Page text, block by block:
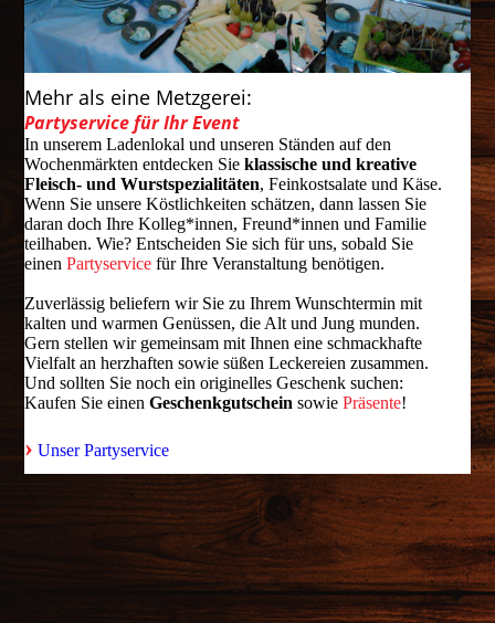
Mehr als eine Metzgerei:
Partyservice für Ihr Event
In unserem Ladenlokal und unseren Ständen auf den
Wochenmärkten entdecken Sieklassische und kreative
Fleisch- und Wurstspezialitäten, Feinkostsalate und Käse.
Wenn Sie unsere Köstlichkeiten schätzen, dann lassen Sie
daran doch Ihre Kolleg*innen, Freund*innen und Familie
teilhaben. Wie? Entscheiden Sie sich für uns, sobald Sie
einenPartyservicefür Ihre Veranstaltung benötigen.
Zuverlässig beliefern wir Sie zu Ihrem Wunschtermin mit
kalten und warmen Genüssen, die Alt und Jung munden.
Gern stellen wir gemeinsam mit Ihnen eine schmackhafte
Vielfalt an herzhaften sowie süßen Leckereien zusammen.
Und sollten Sie noch ein originelles Geschenk suchen:
Kaufen Sie einenGeschenkgutschein sowiePräsente!
› Unser Partyservice